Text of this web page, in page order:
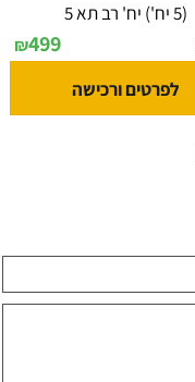
(5 יח') יח' רב תא 5
₪499
לפרטים ורכישה